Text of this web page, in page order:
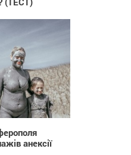
1 745
анексії